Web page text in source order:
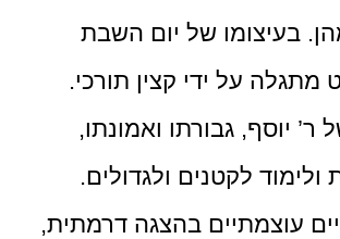
בעיצומו של יום השבת
על ידי קצין תורכי.
ר’ יוסף, גבורתו ואמונתו,
ולימוד לקטנים ולגדולים.
עוצמתיים בהצגה דרמתית,